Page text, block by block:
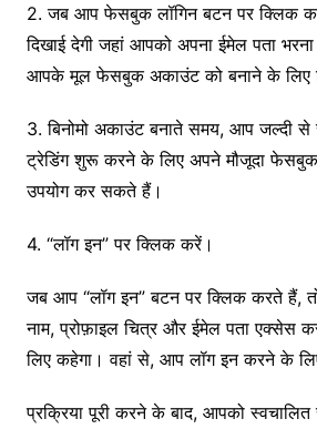
2. जब आप फेसबुक लॉगिन बटन पर क्लिक
दिखाई देगी जहां आपको अपना ईमेल पता भरना
आपके मूल फेसबुक अकाउंट को बनाने के लिए
3. बिनोमो अकाउंट बनाते समय, आप जल्दी
ट्रेडिंग शुरू करने के लिए अपने मौजूदा
उपयोग कर सकते हैं।
4. “लॉग इन” पर क्लिक करें।
जब आप “लॉग इन” बटन पर क्लिक करते हैं,
नाम, प्रोफ़ाइल चित्र और ईमेल पता एक्सेस
लिए कहेगा। वहां से, आप लॉग इन करने के
प्रक्रिया पूरी करने के बाद, आपको